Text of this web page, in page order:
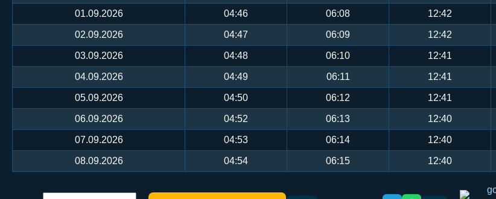
01.09.2026 04:46 06:08 12:42
02.09.2026 04:47 06:09 12:42
03.09.2026 04:48 06:10 12:41
04.09.2026 04:49 06:11 12:41
05.09.2026 04:50 06:12 12:41
06.09.2026 04:52 06:13 12:40
07.09.2026 04:53 06:14 12:40
08.09.2026 04:54 06:15 12:40